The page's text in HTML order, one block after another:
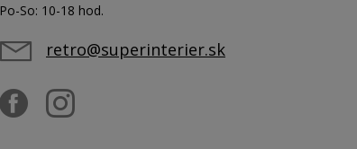
Po-So: 10-18 hod.
retro@superinterier.sk